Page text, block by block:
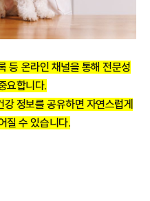
등 온라인 채널을 통해 전문성
요합니다.
정보를 공유하면 자연스럽게
질 수 있습니다.